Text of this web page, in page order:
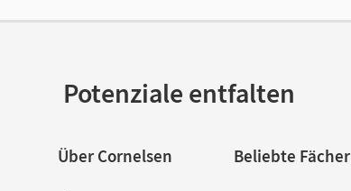
Potenziale entfalten
Über Cornelsen Beliebte Fächer